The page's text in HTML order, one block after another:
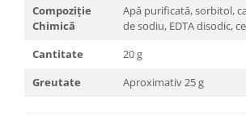
Compoziție
Chimică
Apă purificată, sorbitol,
de sodiu, EDTA disodic,
Cantitate
20 g
Greutate
Aproximativ 25 g